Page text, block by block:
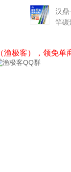
汉鼎
竿碳
渔极客），领免单